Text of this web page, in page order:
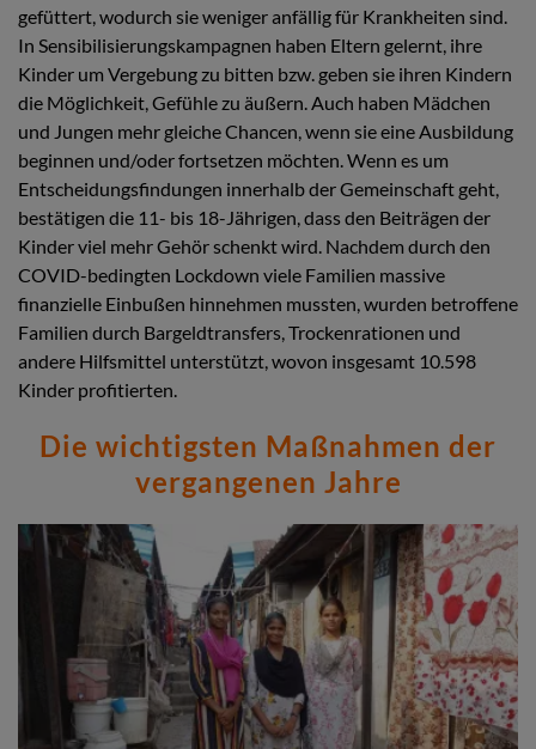
gefüttert, wodurch sie weniger anfällig für Krankheiten sind.
In Sensibilisierungskampagnen haben Eltern gelernt, ihre
Kinder um Vergebung zu bitten bzw. geben sie ihren Kindern
die Möglichkeit, Gefühle zu äußern. Auch haben Mädchen
und Jungen mehr gleiche Chancen, wenn sie eine Ausbildung
beginnen und/oder fortsetzen möchten. Wenn es um
Entscheidungsfindungen innerhalb der Gemeinschaft geht,
bestätigen die 11- bis 18-Jährigen, dass den Beiträgen der
Kinder viel mehr Gehör schenkt wird. Nachdem durch den
COVID-bedingten Lockdown viele Familien massive
finanzielle Einbußen hinnehmen mussten, wurden betroffene
Familien durch Bargeldtransfers, Trockenrationen und
andere Hilfsmittel unterstützt, wovon insgesamt 10.598
Kinder profitierten.
Die wichtigsten Maßnahmen der
vergangenen Jahre